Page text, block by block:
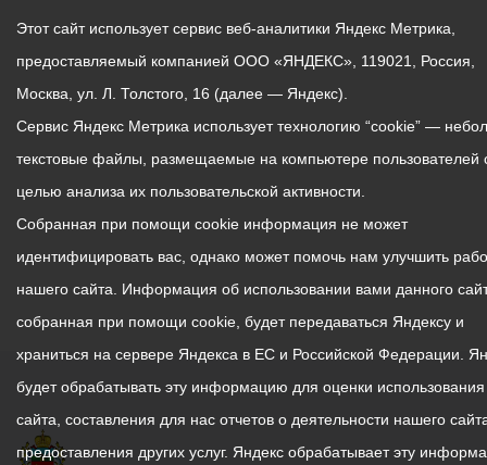
Этот сайт использует сервис веб-аналитики Яндекс Метрика,
предоставляемый компанией ООО «ЯНДЕКС», 119021, Россия,
Москва, ул. Л. Толстого, 16 (далее — Яндекс).
Сервис Яндекс Метрика использует технологию “cookie” —
текстовые файлы, размещаемые на компьютере пользователей
целью анализа их пользовательской активности.
Собранная при помощи cookie информация не может
идентифицировать вас, однако может помочь нам улучшить
нашего сайта. Информация об использовании вами данного
собранная при помощи cookie, будет передаваться Яндексу и
храниться на сервере Яндекса в ЕС и Российской Федерации.
будет обрабатывать эту информацию для оценки
сайта, составления для нас отчетов о деятельности нашего
предоставления других услуг. Яндекс обрабатывает эту